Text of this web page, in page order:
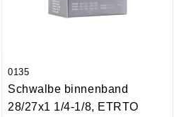
0135
Schwalbe binnenband
28/27x1 1/4-1/8, ETRTO